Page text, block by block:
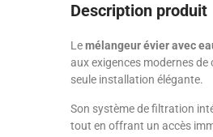
Description produit
Lemélangeur évier avec
aux exigences modernes de
seule installation élégante.
Son système de filtration
tout en offrant un accès